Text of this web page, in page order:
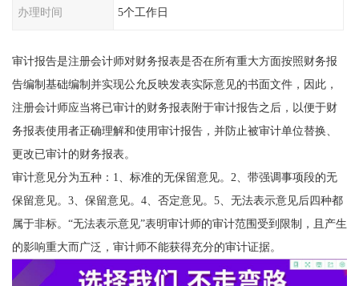
办理时间 5个工作日
审计报告是注册会计师对财务报表是否在所有重大方面按照财务报
告编制基础编制并实现公允反映发表实际意见的书面文件，因此，
注册会计师应当将已审计的财务报表附于审计报告之后，以便于财
务报表使用者正确理解和使用审计报告，并防止被审计单位替换、
更改已审计的财务报表。
审计意见分为五种：1、标准的无保留意见。2、带强调事项段的无
保留意见。3、保留意见。4、否定意见。5、无法表示意见后四种都
属于非标。“无法表示意见”表明审计师的审计范围受到限制，且产生
的影响重大而广泛，审计师不能获得充分的审计证据。